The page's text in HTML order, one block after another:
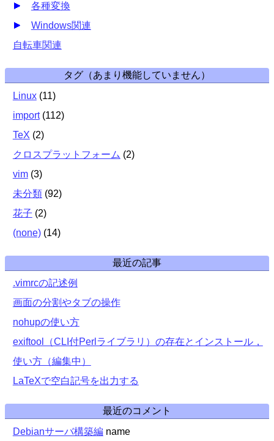
各種変換
Windows関連
自転車関連
タグ（あまり機能していません）
Linux (11)
import (112)
TeX (2)
クロスプラットフォーム (2)
vim (3)
未分類 (92)
花子 (2)
(none) (14)
最近の記事
.vimrcの記述例
画面の分割やタブの操作
nohupの使い方
exiftool（CLI付Perlライブラリ）の存在とインストール，
使い方（編集中）
LaTeXで空白記号を出力する
最近のコメント
Debianサーバ構築編 name